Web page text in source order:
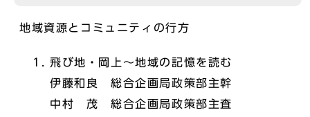
地域資源とコミュニティの行方
飛び地・岡上～地域の記憶を読む
伊藤和良 総合企画局政策部主幹
中村 茂 総合企画局政策部主査